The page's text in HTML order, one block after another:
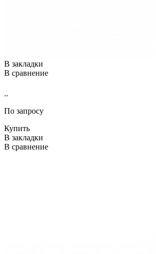
В закладки
В сравнение
..
По запросу
Купить
В закладки
В сравнение